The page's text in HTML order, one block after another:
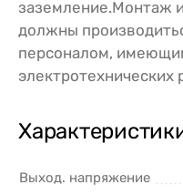
заземление.Монтаж
должны
персоналом,
электротехнических
Выход. напряжение